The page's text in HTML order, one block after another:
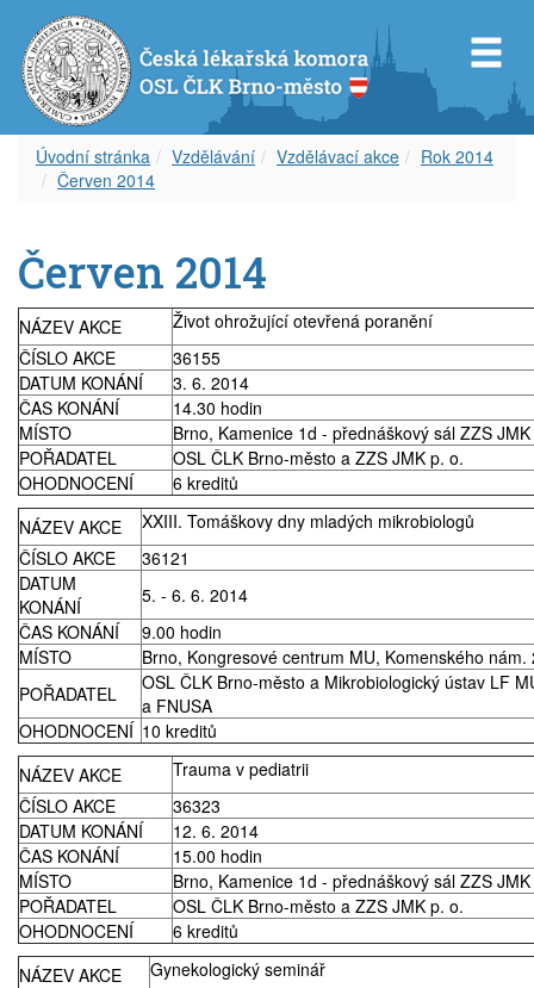
Úvodní stránka Vzdělávání Vzdělávací akce
Rok 2014
Červen 2014
Červen 2014
NÁZEV AKCE
Život ohrožující otevřená poranění
ČÍSLO AKCE
36155
DATUM KONÁNÍ
3. 6. 2014
ČAS KONÁNÍ
14.30 hodin
MÍSTO
Brno, Kamenice 1d - přednáškový sál ZZS JMK
POŘADATEL
OSL ČLK Brno-město a ZZS JMK p. o.
OHODNOCENÍ
6 kreditů
NÁZEV AKCE
XXIII. Tomáškovy dny mladých mikrobiologů
ČÍSLO AKCE
36121
DATUM
KONÁNÍ
5. - 6. 6. 2014
ČAS KONÁNÍ
9.00 hodin
MÍSTO
Brno, Kongresové centrum MU, Komenského nám.
POŘADATEL
OSL ČLK Brno-město a Mikrobiologický ústav LF
a FNUSA
OHODNOCENÍ 10 kreditů
NÁZEV AKCE
Trauma v pediatrii
ČÍSLO AKCE
36323
DATUM KONÁNÍ
12. 6. 2014
ČAS KONÁNÍ
15.00 hodin
MÍSTO
Brno, Kamenice 1d - přednáškový sál ZZS JMK
POŘADATEL
OSL ČLK Brno-město a ZZS JMK p. o.
OHODNOCENÍ
6 kreditů
NÁZEV AKCE
Gynekologický seminář
Revizní komise OS ČLK Brno-město
Čestná rada OS ČLK Brno-město
Delegáti sjezdu ČLK
Zápisy z okresních shromáždění
Vzdělávací akce
Věstník ČLK
Etický kodex
Aktuality
Zápisy z okresního shromáždění
Informace lékařům
Archív článků
Aktuální inzerce
Volná místa – nabídka
Volná místa – poptávka
Zástupy – nabídka
Zástupy – poptávka
Prodej
Pronájem a prodej ordinací
Převzetí praxe
Odkazy
Časopis
Covid-19